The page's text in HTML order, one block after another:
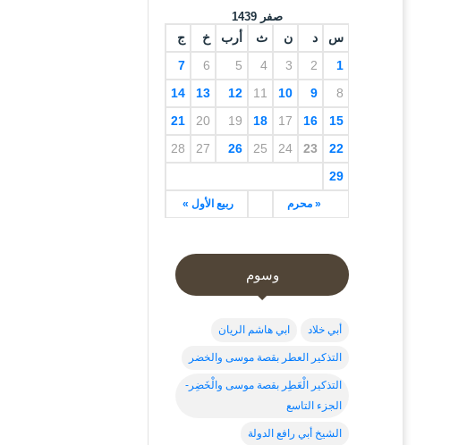
صفر 1439
س د ن ث أرب خ ج
« محرم ربيع الأول »
1
2
3
4
5
6
7
8
9
10
11
12
13
14
15
16
17
18
19
20
21
22
23
24
25
26
27
28
29
وسوم
أبي خلاد ابي هاشم الريان
التذكير العطر بقصة موسى والخضر
التذكير الْعَطِر بقصة موسى والْخَضِر-
الجزء التاسع
الشيخ أبي رافع الدولة